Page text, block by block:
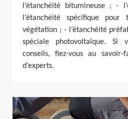
l’étanchéité bitumineuse ; -
l’étanchéité spécifique
végétation ; - l’étanchéité
spéciale photovoltaïque. Si
conseils, fiez-vous au
d’experts.